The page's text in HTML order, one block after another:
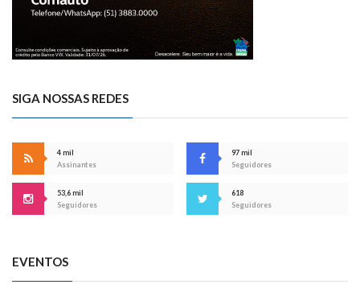
SIGA NOSSAS REDES
4 mil
Assinantes
97 mil
Seguidores
53,6 mil
Seguidores
618
Seguidores
EVENTOS